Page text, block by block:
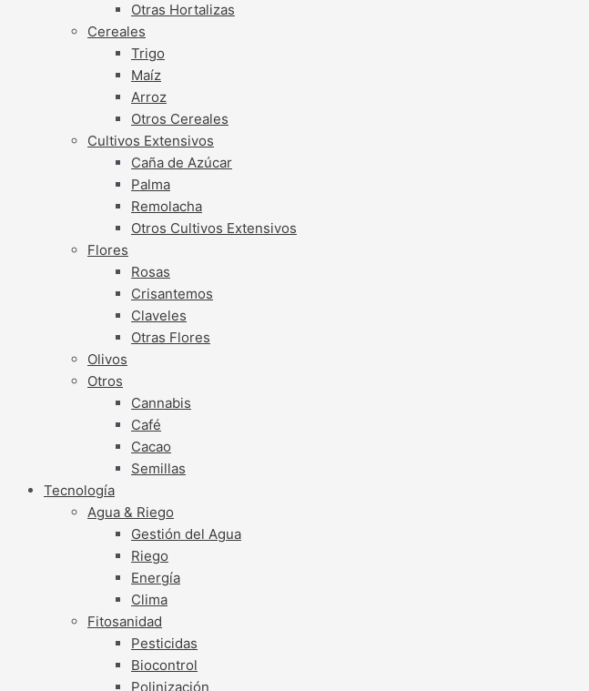
Otras Hortalizas
Cereales
Trigo
Maíz
Arroz
Otros Cereales
Cultivos Extensivos
Caña de Azúcar
Palma
Remolacha
Otros Cultivos Extensivos
Flores
Rosas
Crisantemos
Claveles
Otras Flores
Olivos
Otros
Cannabis
Café
Cacao
Semillas
Tecnología
Agua & Riego
Gestión del Agua
Riego
Energía
Clima
Fitosanidad
Pesticidas
Biocontrol
Polinización